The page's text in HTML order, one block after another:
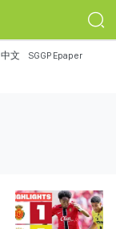
中文 SGGP Epaper